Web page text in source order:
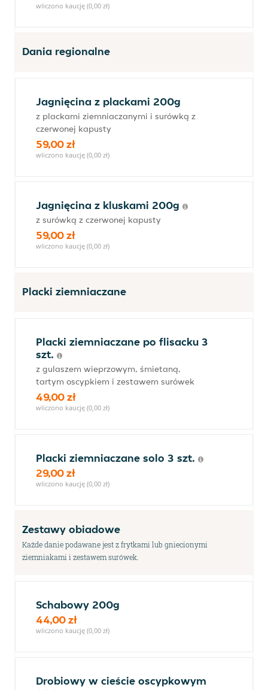
wliczono kaucję (0,00 zł)
Dania regionalne
Jagnięcina z plackami 200g
z plackami ziemniaczanymi i surówką z
czerwonej kapusty
59,00 zł
wliczono kaucję (0,00 zł)
Jagnięcina z kluskami 200g
z surówką z czerwonej kapusty
59,00 zł
wliczono kaucję (0,00 zł)
Placki ziemniaczane
Placki ziemniaczane po flisacku 3
szt.
z gulaszem wieprzowym, śmietaną,
tartym oscypkiem i zestawem surówek
49,00 zł
wliczono kaucję (0,00 zł)
Placki ziemniaczane solo 3 szt.
29,00 zł
wliczono kaucję (0,00 zł)
Zestawy obiadowe
Każde danie podawane jest z frytkami lub gniecionymi
ziemniakami i zestawem surówek.
Schabowy 200g
44,00 zł
wliczono kaucję (0,00 zł)
Drobiowy w cieście oscypkowym